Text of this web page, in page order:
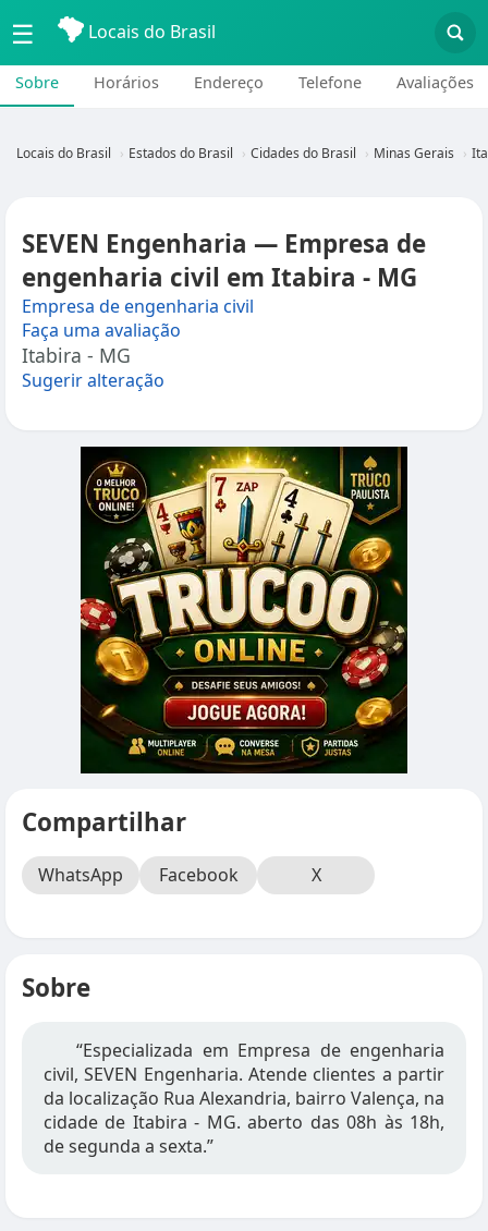
☰ Locais do Brasil
Sobre Horários Endereço Telefone Avaliações
Locais do Brasil Estados do Brasil Cidades do Brasil Minas Gerais
SEVEN Engenharia — Empresa de
engenharia civil em Itabira - MG
Empresa de engenharia civil
Faça uma avaliação
Itabira - MG
Sugerir alteração
Compartilhar
WhatsApp Facebook X
Sobre
“Especializada em Empresa de engenharia
civil, SEVEN Engenharia. Atende clientes a partir
da localização Rua Alexandria, bairro Valença, na
cidade de Itabira - MG. aberto das 08h às 18h,
de segunda a sexta.”